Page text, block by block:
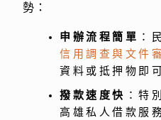
勢：
申辦流程簡單 ：
信用調查與文件
資料或抵押物即
撥款速度快
：特
高雄私人借款服